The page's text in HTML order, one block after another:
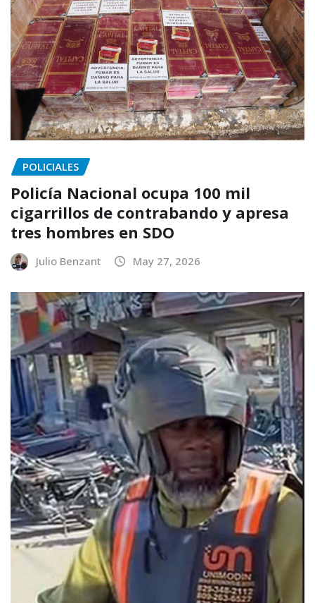
POLICIALES
Policía Nacional ocupa 100 mil
cigarrillos de contrabando y apresa
tres hombres en SDO
Julio Benzant May 27, 2026